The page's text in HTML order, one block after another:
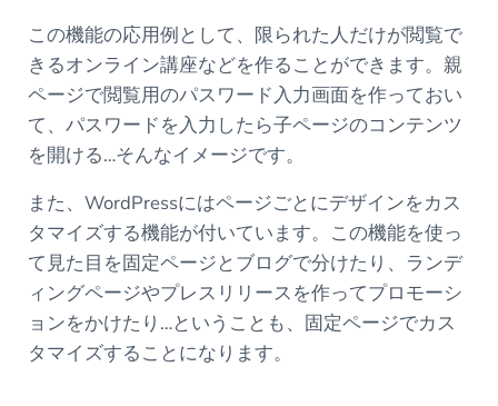
この機能の応用例として、限られた人だけが閲覧で
きるオンライン講座などを作ることができます。親
ページで閲覧用のパスワード入力画面を作っておい
て、パスワードを入力したら子ページのコンテンツ
を開ける…そんなイメージです。
また、WordPressにはページごとにデザインをカス
タマイズする機能が付いています。この機能を使っ
て見た目を固定ページとブログで分けたり、ランデ
ィングページやプレスリリースを作ってプロモーシ
ョンをかけたり…ということも、固定ページでカス
タマイズすることになります。